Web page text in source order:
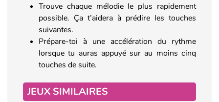
Trouve chaque mélodie le plus rapidement
possible. Ça t’aidera à prédire les touches
suivantes.
Prépare-toi à une accélération du rythme
lorsque tu auras appuyé sur au moins cinq
touches de suite.
JEUX SIMILAIRES